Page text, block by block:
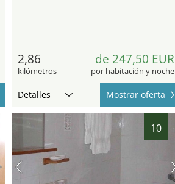
2,86
kilómetros
de 247,50 EUR
por habitación y noche
Detalles Mostrar oferta
10